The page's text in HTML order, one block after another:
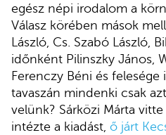
egész népi irodalom a
Válasz körében mások
László, Cs. Szabó László,
időnként Pilinszky János,
Ferenczy Béni és felesége
tavaszán mindenki csak
velünk? Sárközi Márta
intézte a kiadást, ő járt